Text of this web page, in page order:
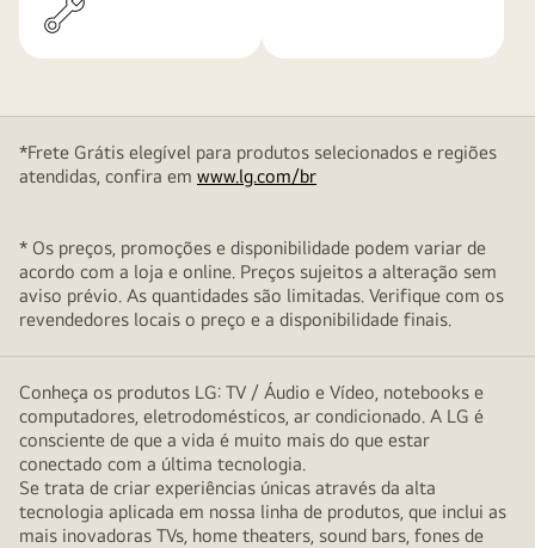
*Frete Grátis elegível para produtos selecionados e regiões
atendidas, confira em www.lg.com/br
* Os preços, promoções e disponibilidade podem variar de
acordo com a loja e online. Preços sujeitos a alteração sem
aviso prévio. As quantidades são limitadas. Verifique com os
revendedores locais o preço e a disponibilidade finais.
Conheça os produtos LG: TV / Áudio e Vídeo, notebooks e
computadores, eletrodomésticos, ar condicionado. A LG é
consciente de que a vida é muito mais do que estar
conectado com a última tecnologia.
Se trata de criar experiências únicas através da alta
tecnologia aplicada em nossa linha de produtos, que inclui as
mais inovadoras TVs, home theaters, sound bars, fones de